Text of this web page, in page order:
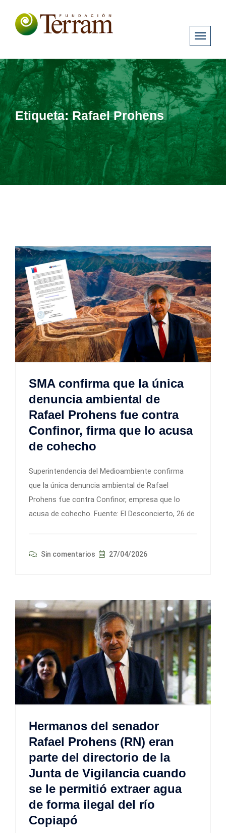
Etiqueta:Rafael Prohens
SMA confirma que la única
denuncia ambiental de
Rafael Prohens fue contra
Confinor, firma que lo acusa
de cohecho
Superintendencia del Medioambiente confirma
que la única denuncia ambiental de Rafael
Prohens fue contra Confinor, empresa que lo
acusa de cohecho. Fuente: El Desconcierto, 26 de
Sin comentarios 27/04/2026
Hermanos del senador
Rafael Prohens (RN) eran
parte del directorio de la
Junta de Vigilancia cuando
se le permitió extraer agua
de forma ilegal del río
Copiapó